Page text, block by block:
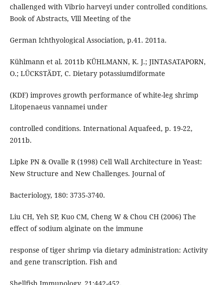
challenged with Vibrio harveyi under controlled conditions.
Book of Abstracts, Vlll Meeting of the
German Ichthyological Association, p.41. 2011a.
Kühlmann et al. 2011b KÜHLMANN, K. J.; JINTASATAPORN,
O.; LÜCKSTÄDT, C. Dietary potassiumdiformate
(KDF) improves growth performance of white-leg shrimp
Litopenaeus vannamei under
controlled conditions. International Aquafeed, p. 19-22,
2011b.
Lipke PN & Ovalle R (1998) Cell Wall Architecture in Yeast:
New Structure and New Challenges. Journal of
Bacteriology, 180: 3735-3740.
Liu CH, Yeh SP, Kuo CM, Cheng W & Chou CH (2006) The
effect of sodium alginate on the immune
response of tiger shrimp via dietary administration: Activity
and gene transcription. Fish and
Shellfish Immunology, 21:442-452.